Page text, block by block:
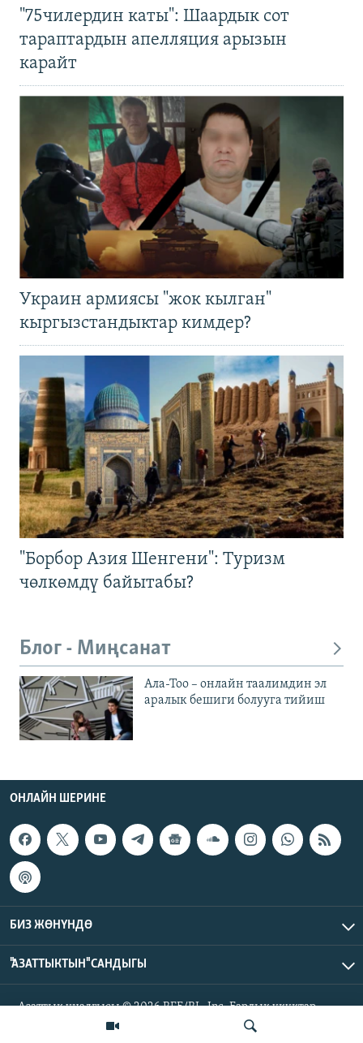
"75чилердин каты": Шаардык сот
тараптардын апелляция арызын
карайт
Украин армиясы "жок кылган"
кыргызстандыктар кимдер?
"Борбор Азия Шенгени": Туризм
чөлкөмдү байытабы?
Блог - Миңсанат
Ала-Тоо – онлайн таалимдин эл
аралык бешиги болууга тийиш
ОНЛАЙН ШЕРИНЕ
БИЗ ЖӨНҮНДӨ
"АЗАТТЫКТЫН" САНДЫГЫ
Азаттык үналгысы © 2026 RFE/RL, Inc. Бардык укуктар